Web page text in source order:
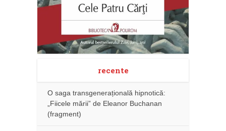
recente
O saga transgenerațională hipnotică:
„Fiicele mării” de Eleanor Buchanan
(fragment)